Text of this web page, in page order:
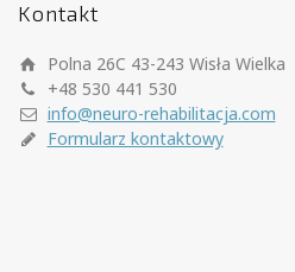
Kontakt
Polna 26C 43-243 Wisła Wielka
+48 530 441 530
info@neuro-rehabilitacja.com
Formularz kontaktowy